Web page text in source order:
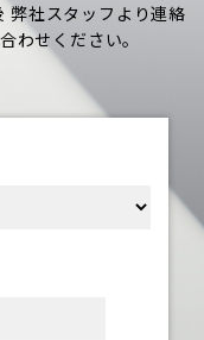
弊社スタッフより連絡
わせください。